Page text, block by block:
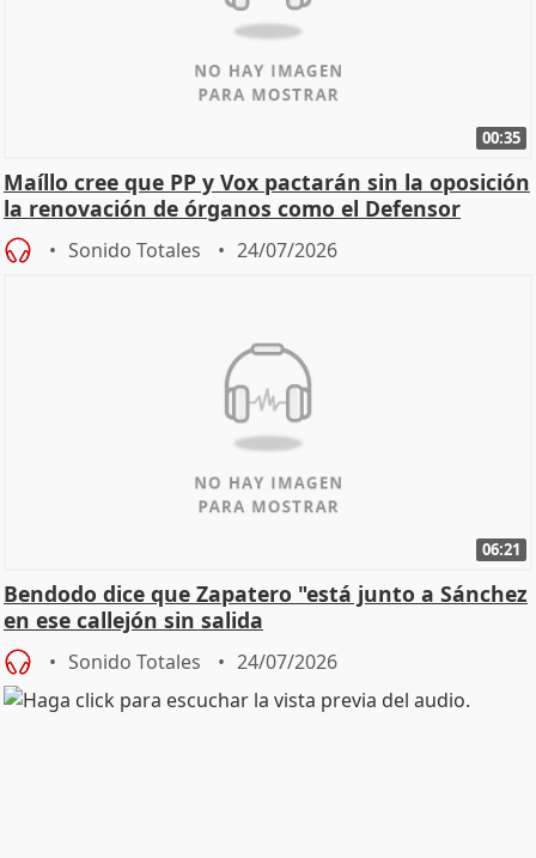
00:35
Maíllo cree que PP y Vox pactarán sin la oposición
la renovación de órganos como el Defensor
Sonido Totales 24/07/2026
06:21
Bendodo dice que Zapatero "está junto a Sánchez
en ese callejón sin salida
Sonido Totales 24/07/2026